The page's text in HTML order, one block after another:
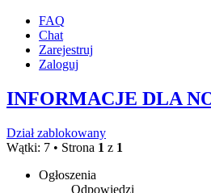
FAQ
Chat
Zarejestruj
Zaloguj
INFORMACJE DLA
Dział zablokowany
Wątki: 7 • Strona 1 z 1
Ogłoszenia
Odpowiedzi